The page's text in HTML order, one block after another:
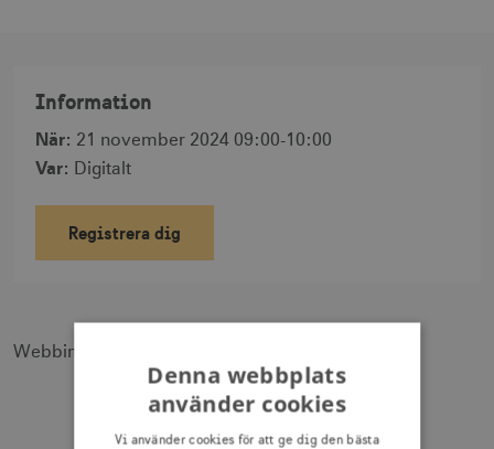
Information
När: 21 november 2024 09:00-10:00
Var: Digitalt
Registrera dig
Webbinariet sänds live på
Denna webbplats
använder cookies
Vi använder cookies för att ge dig den bästa